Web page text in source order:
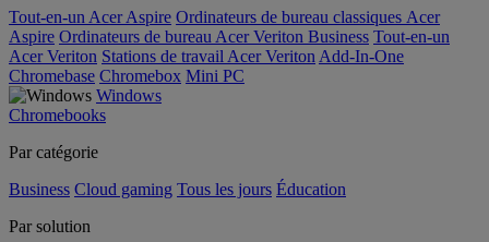
Tout-en-un Acer Aspire Ordinateurs de bureau classiques Acer
Aspire Ordinateurs de bureau Acer Veriton Business Tout-en-un
Acer Veriton Stations de travail Acer Veriton Add-In-One
Chromebase Chromebox Mini PC
Windows
Chromebooks
Par catégorie
Business Cloud gaming Tous les jours Éducation
Par solution